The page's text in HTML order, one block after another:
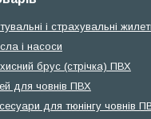
і страхувальні
і насоси
брус (стрічка) ПВХ
для човнів ПВХ
для тюнінгу човнів